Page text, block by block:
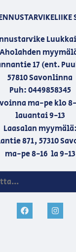
Aholahden
17 (ent.
57810 Savonlinna
Puh: 0449858345
ma-pe klo
lauantai 9-13
Laasalan myymälä:
871, 57310
ma-pe 8-16 la 9-13